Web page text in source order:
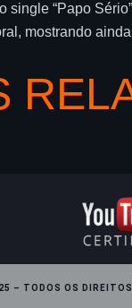
“Papo
mostrando
– TODOS OS